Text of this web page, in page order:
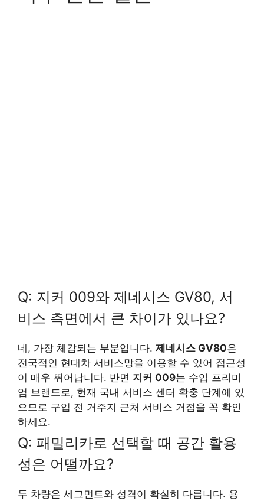
Q: 지커 009와 제네시스 GV80, 서
비스 측면에서 큰 차이가 있나요?
네, 가장 체감되는 부분입니다. 제네시스 GV80은
전국적인 현대차 서비스망을 이용할 수 있어 접근성
이 매우 뛰어납니다. 반면 지커 009는 수입 프리미
엄 브랜드로, 현재 국내 서비스 센터 확충 단계에 있
으므로 구입 전 거주지 근처 서비스 거점을 꼭 확인
하세요.
Q: 패밀리카로 선택할 때 공간 활용
성은 어떨까요?
두 차량은 세그먼트와 성격이 확실히 다릅니다. 용